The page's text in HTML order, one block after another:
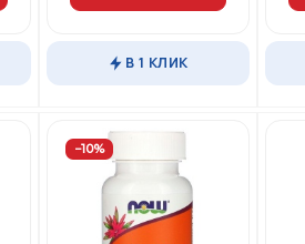
В 1 КЛИК
−10%
Добавить
в
Вишлист